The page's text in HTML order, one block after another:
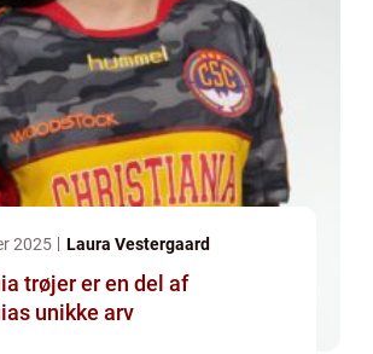
2025 Laura Vestergaard
trøjer er en del af
unikke arv